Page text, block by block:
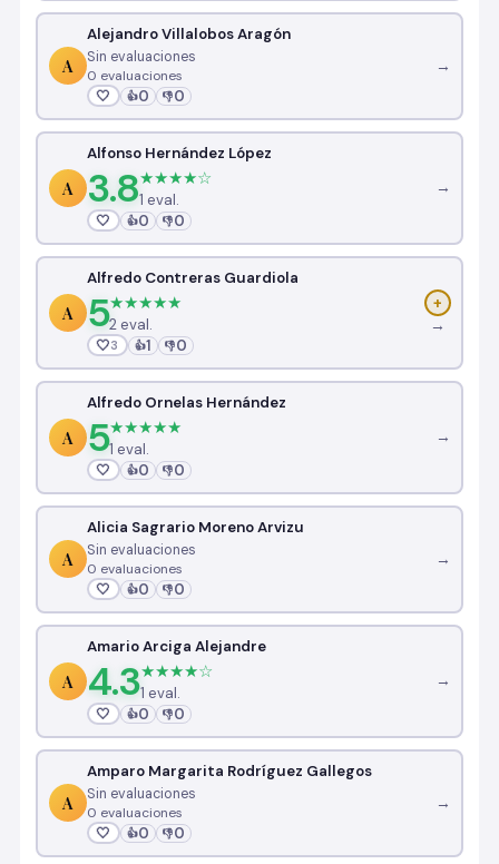
A
Alejandro Villalobos Aragón
Sin evaluaciones
0 evaluaciones
🤍 👍0 👎0
→
A
Alfonso Hernández López
3.8★★★★☆
1 eval.
🤍
👍0 👎0
→
A
Alfredo Contreras Guardiola
5★★★★★
2 eval.
🤍3 👍1 👎0
+
→
A
Alfredo Ornelas Hernández
5★★★★★
1 eval.
🤍
👍0 👎0
→
A
Alicia Sagrario Moreno Arvizu
Sin evaluaciones
0 evaluaciones
🤍 👍0 👎0
→
A
Amario Arciga Alejandre
4.3★★★★☆
1 eval.
🤍
👍0 👎0
→
A
Amparo Margarita Rodríguez Gallegos
Sin evaluaciones
0 evaluaciones
🤍 👍0 👎0
→